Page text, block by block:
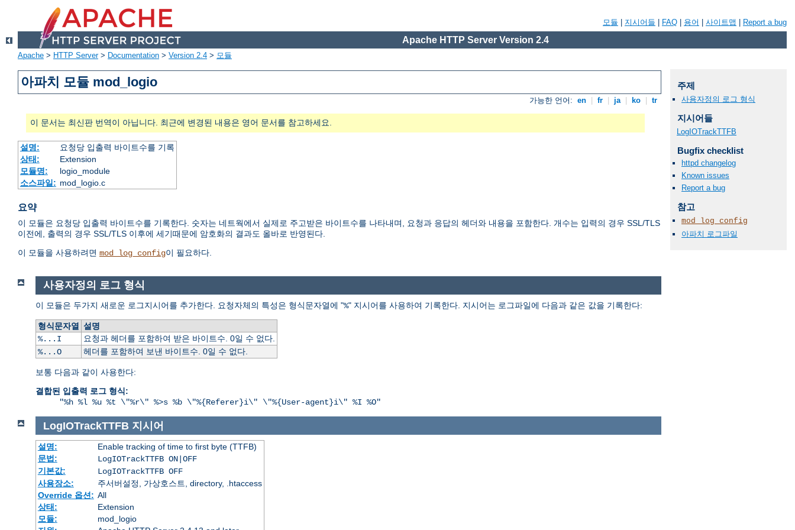
모듈 지시어들 FAQ 용어 사이트맵 Report a bug
Apache HTTP Server Version 2.4
Apache > HTTP Server> Documentation > Version 2.4 > 모듈
아파치 모듈 mod_logio
가능한 언어: en fr ja ko tr
이 문서는 최신판 번역이 아닙니다. 최근에 변경된 내용은 영어 문서를 참고하세요.
설명:
요청당 입출력 바이트수를 기록
상태:
Extension
모듈명:
logio_module
소스파일: mod_logio.c
요약
이 모듈은 요청당 입출력 바이트수를 기록한다. 숫자는 네트웍에서 실제로 주고받은 바이트수를 나타내며, 요청과 응답의 헤더와 내용을 포함한다. 개수는 입력의 경우 SSL/TLS
이전에, 출력의 경우 SSL/TLS 이후에 세기때문에 암호화의 결과도 올바로 반영된다.
이 모듈을 사용하려면 mod_log_config이 필요하다.
사용자정의 로그 형식
이 모듈은 두가지 새로운 로그지시어를 추가한다. 요청자체의 특성은 형식문자열에 "%" 지시어를 사용하여 기록한다. 지시어는 로그파일에 다음과 같은 값을 기록한다:
형식문자열
설명
%...I
요청과 헤더를 포함하여 받은 바이트수. 0일 수 없다.
%...O
헤더를 포함하여 보낸 바이트수. 0일 수 없다.
보통 다음과 같이 사용한다:
결합된 입출력 로그 형식:
"%h %l %u %t \"%r\" %>s %b \"%{Referer}i\" \"%{User-agent}i\" %I %O"
LogIOTrackTTFB 지시어
설명:
Enable tracking of time to first byte (TTFB)
문법:
LogIOTrackTTFB ON|OFF
기본값:
LogIOTrackTTFB OFF
사용장소:
주서버설정, 가상호스트, directory, .htaccess
Override 옵션: All
상태:
Extension
모듈:
mod_logio
주제
사용자정의 로그 형식
지시어들
LogIOTrackTTFB
Bugfix checklist
httpd changelog
Known issues
Report a bug
참고
mod_log_config
아파치 로그파일